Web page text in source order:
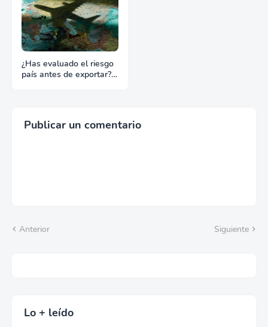
¿Has evaluado el riesgo
país antes de exportar?
Publicar un comentario
Anterior Siguiente
Lo + leído